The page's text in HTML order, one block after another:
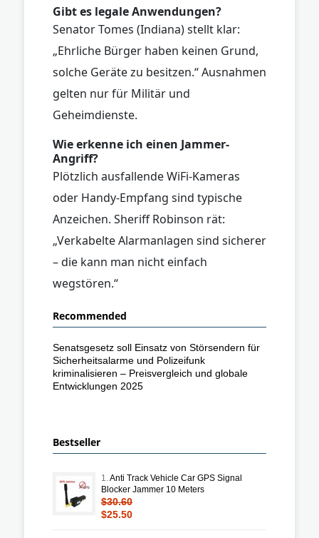
Gibt es legale Anwendungen?
Senator Tomes (Indiana) stellt klar:
„Ehrliche Bürger haben keinen Grund,
solche Geräte zu besitzen.“ Ausnahmen
gelten nur für Militär und
Geheimdienste.
Wie erkenne ich einen Jammer-
Angriff?
Plötzlich ausfallende WiFi-Kameras
oder Handy-Empfang sind typische
Anzeichen. Sheriff Robinson rät:
„Verkabelte Alarmanlagen sind sicherer
– die kann man nicht einfach
wegstören.“
Recommended
Senatsgesetz soll Einsatz von Störsendern für
Sicherheitsalarme und Polizeifunk
kriminalisieren – Preisvergleich und globale
Entwicklungen 2025
Bestseller
1.Anti Track Vehicle Car GPS Signal
Blocker Jammer 10 Meters
$30.60
$25.50